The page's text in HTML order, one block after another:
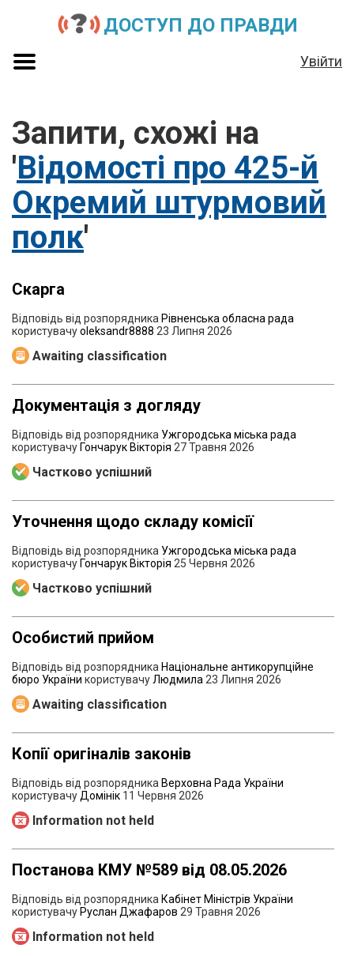
ДОСТУП ДО ПРАВДИ
Увійти
Запити, схожі на
'Відомості про 425-й
Окремий штурмовий
полк'
Скарга
Відповідь від розпорядника Рівненська обласна рада
користувачуoleksandr8888 23 Липня 2026
Awaiting classification
Документація з догляду
Відповідь від розпорядника Ужгородська міська рада
користувачу Гончарук Вікторія 27 Травня 2026
Частково успішний
Уточнення щодо складу комісії
Відповідь від розпорядника Ужгородська міська рада
користувачу Гончарук Вікторія 25 Червня 2026
Частково успішний
Особистий прийом
Відповідь від розпорядника Національне антикорупційне
бюро України користувачу Людмила 23 Липня 2026
Awaiting classification
Копії оригіналів законів
Відповідь від розпорядника Верховна Рада України
користувачу Домінік 11 Червня 2026
Information not held
Постанова КМУ №589 від 08.05.2026
Відповідь від розпорядника Кабінет Міністрів України
користувачу Руслан Джафаров 29 Травня 2026
Information not held